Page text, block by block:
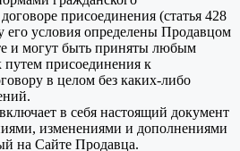
договоре присоединения (статья 428
условия определены Продавцом
и могут быть приняты любым
путем присоединения к
в целом без каких-либо
в себя настоящий документ
изменениями и дополнениями
на Сайте Продавца.